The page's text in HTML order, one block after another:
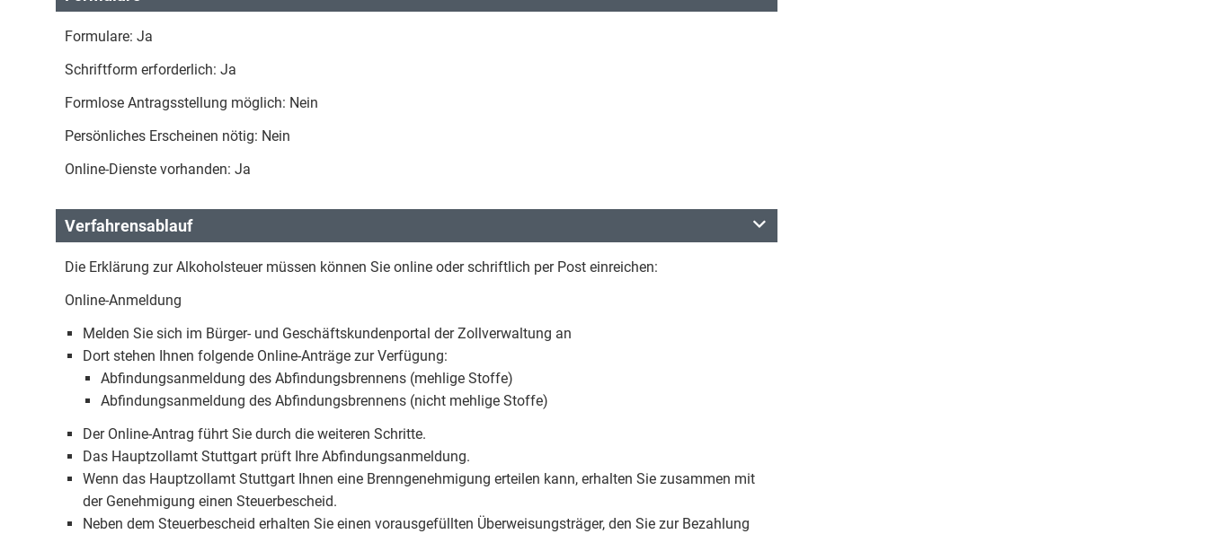
Formulare: Ja
Schriftform erforderlich: Ja
Formlose Antragsstellung möglich: Nein
Persönliches Erscheinen nötig: Nein
Online-Dienste vorhanden: Ja
Verfahrensablauf
Die Erklärung zur Alkoholsteuer müssen können Sie online oder schriftlich per Post einreichen:
Online-Anmeldung
Melden Sie sich im Bürger- und Geschäftskundenportal der Zollverwaltung an
Dort stehen Ihnen folgende Online-Anträge zur Verfügung:
Abfindungsanmeldung des Abfindungsbrennens (mehlige Stoffe)
Abfindungsanmeldung des Abfindungsbrennens (nicht mehlige Stoffe)
Der Online-Antrag führt Sie durch die weiteren Schritte.
Das Hauptzollamt Stuttgart prüft Ihre Abfindungsanmeldung.
Wenn das Hauptzollamt Stuttgart Ihnen eine Brenngenehmigung erteilen kann, erhalten Sie zusammen mit
der Genehmigung einen Steuerbescheid.
Neben dem Steuerbescheid erhalten Sie einen vorausgefüllten Überweisungsträger, den Sie zur Bezahlung